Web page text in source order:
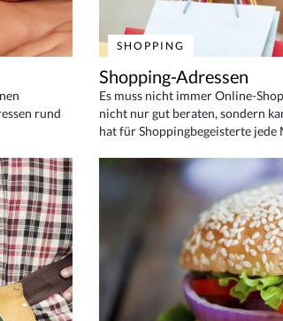
rund
SHOPPING
Shopping-Adressen
Es muss nicht immer Online-
nicht nur gut beraten, sondern
hat für Shoppingbegeisterte jede